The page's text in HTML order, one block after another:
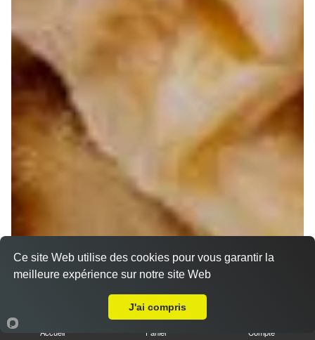
Accueil Panier Compte
Ce site Web utilise des cookies pour vous garantir la
meilleure expérience sur notre site Web
J'ai compris